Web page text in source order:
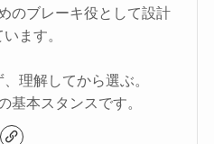
のブレーキ役として設計
ます。
理解してから選ぶ。
基本スタンスです。